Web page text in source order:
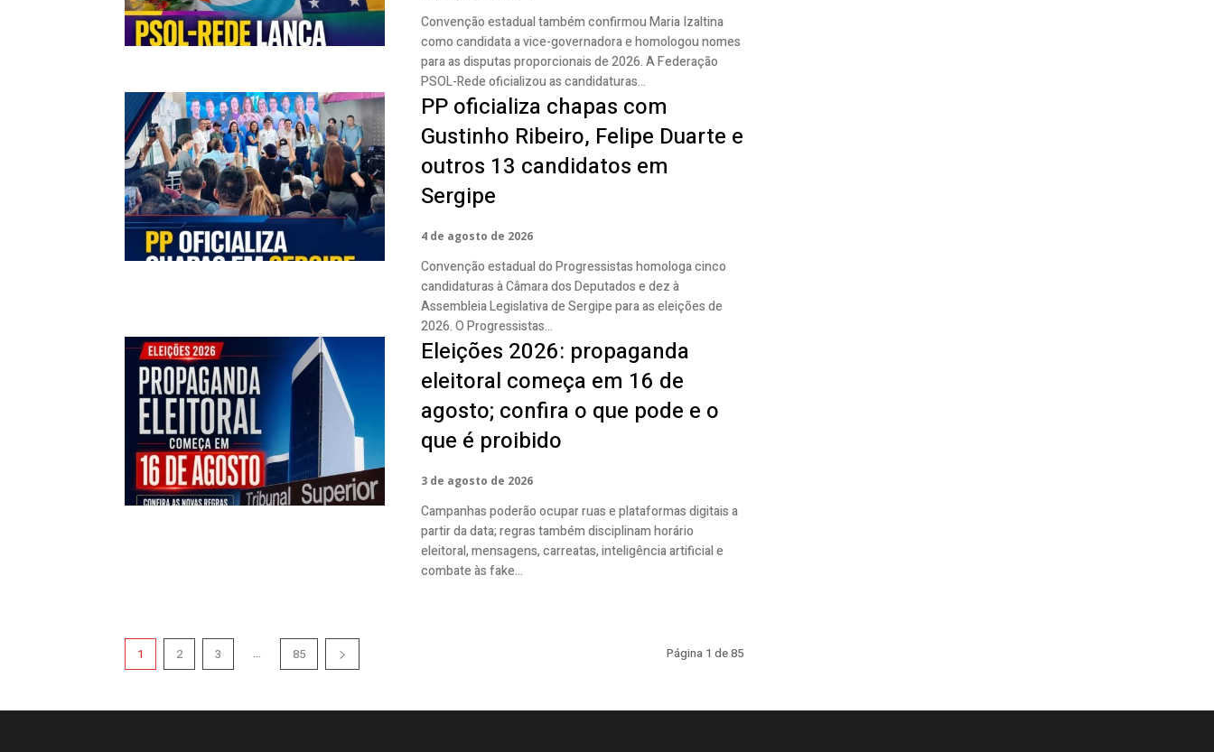
Convenção estadual também confirmou Maria Izaltina
como candidata a vice-governadora e homologou nomes
para as disputas proporcionais de 2026. A Federação
PSOL-Rede oficializou as candidaturas...
PP oficializa chapas com
Gustinho Ribeiro, Felipe Duarte e
outros 13 candidatos em
Sergipe
4 de agosto de 2026
Convenção estadual do Progressistas homologa cinco
candidaturas à Câmara dos Deputados e dez à
Assembleia Legislativa de Sergipe para as eleições de
2026. O Progressistas...
Eleições 2026: propaganda
eleitoral começa em 16 de
agosto; confira o que pode e o
que é proibido
3 de agosto de 2026
Campanhas poderão ocupar ruas e plataformas digitais a
partir da data; regras também disciplinam horário
eleitoral, mensagens, carreatas, inteligência artificial e
combate às fake...
1 2 3 ... 85 Página 1 de 85